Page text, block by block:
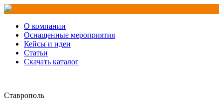
О компании
Оснащенные мероприятия
Кейсы и идеи
Статьи
Скачать каталог
Ставрополь